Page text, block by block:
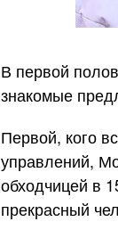
В первой
знакомые
Первой, кого
управлений,
обходчицей в
прекрасный